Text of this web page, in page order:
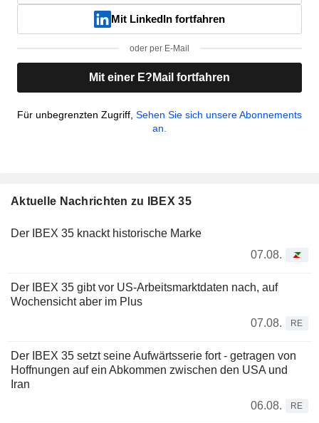
Mit LinkedIn fortfahren
oder per E-Mail
Mit einer E?Mail fortfahren
Für unbegrenzten Zugriff, Sehen Sie sich unsere Abonnements
an.
Aktuelle Nachrichten zu IBEX 35
Der IBEX 35 knackt historische Marke
07.08.
Der IBEX 35 gibt vor US-Arbeitsmarktdaten nach, auf
Wochensicht aber im Plus
07.08.
RE
Der IBEX 35 setzt seine Aufwärtsserie fort - getragen von
Hoffnungen auf ein Abkommen zwischen den USA und
Iran
06.08.
RE